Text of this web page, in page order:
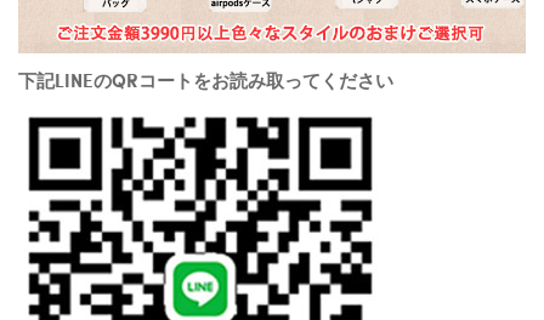
下記LINEのQRコートをお読み取ってください